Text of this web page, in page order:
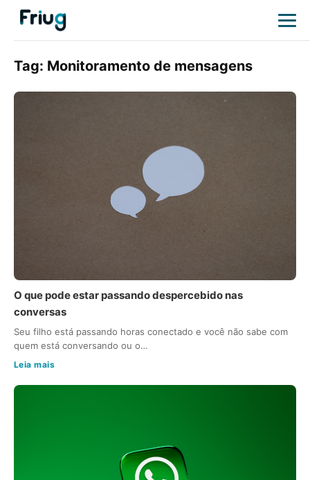
Tag: Monitoramento de mensagens
O que pode estar passando despercebido nas
conversas
Seu filho está passando horas conectado e você não sabe com
quem está conversando ou o…
Leia mais